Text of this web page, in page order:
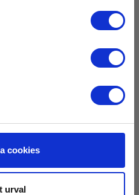
cookies
urval